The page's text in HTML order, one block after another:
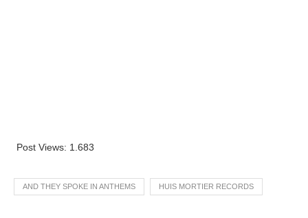
Post Views: 1.683
AND THEY SPOKE IN ANTHEMS HUIS MORTIER RECORDS